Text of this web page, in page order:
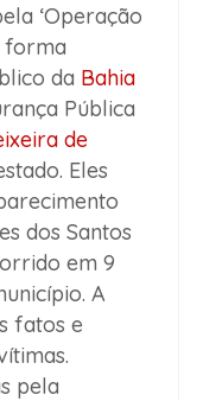
‘Operação
forma
da Bahia
Pública
de
Eles
dos Santos
em 9
A
fatos e
pela